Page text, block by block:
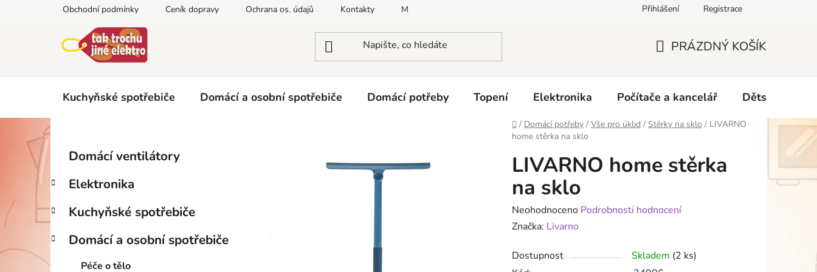
Obchodní podmínky Ceník dopravy Ochrana os. údajů Kontakty Moje objednávka Přihlášení Registrace
KOŠÍK
PRÁZDNÝ KOŠÍK
Kuchyňské spotřebiče Domácí a osobní spotřebiče Domácí potřeby Topení Elektronika Počítače a kancelář Dětské zboží
Domů
/ Domácí potřeby / Vše pro úklid / Stěrky na sklo / LIVARNO
home stěrka na sklo
s
r
a
n
n
Přeskočit
kategorie
e
o
r
i
Domácí ventilátory
Elektronika
Kuchyňské spotřebiče
Domácí a osobní spotřebiče
Péče o tělo
LIVARNO home stěrka
na sklo
Průměrné
hodnocení
je
Neohodnoceno Podrobnosti hodnocení
Značka: Livarno
Dostupnost Skladem (2 ks)